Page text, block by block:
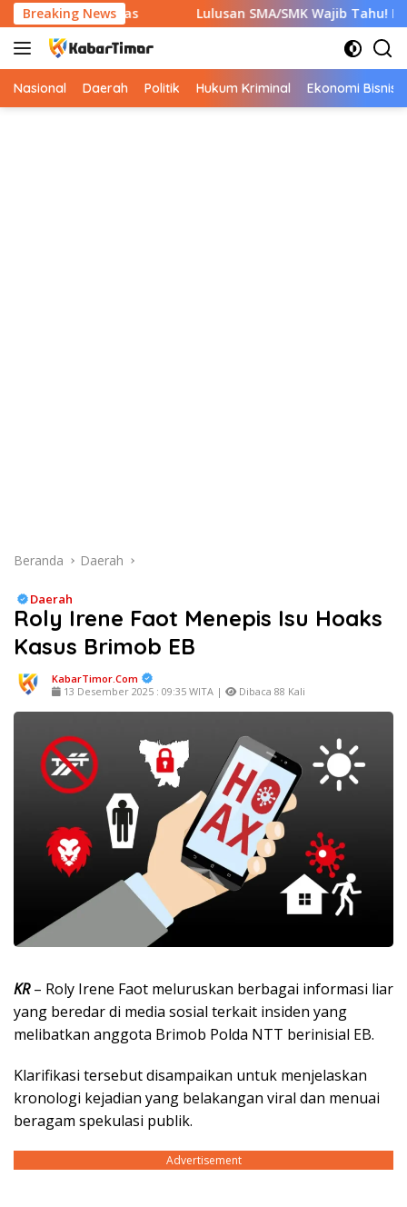
Langsung
ke
konten
Breaking News
7 Berkas Lulusan SMA/SMK Wajib Tahu! Ini 9
Nasional Daerah Politik Hukum Kriminal Ekonomi Bisnis
Beranda Daerah
Daerah
Roly Irene Faot Menepis Isu Hoaks
Kasus Brimob EB
KabarTimor.com
13 Desember 2025 : 09:35 WITA |
Dibaca 88 Kali
KR– Roly Irene Faot meluruskan berbagai informasi liar
yang beredar di media sosial terkait insiden yang
melibatkan anggota Brimob Polda NTT berinisial EB.
Klarifikasi tersebut disampaikan untuk menjelaskan
kronologi kejadian yang belakangan viral dan menuai
beragam spekulasi publik.
Advertisement